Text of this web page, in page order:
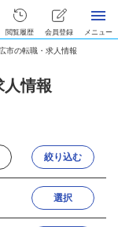
閲覧履歴 会員登録 メニュー
市の転職・求人情報
人情報
絞り込む
選択